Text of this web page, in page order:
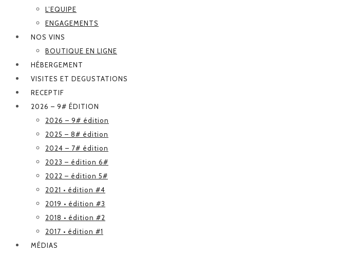
L’EQUIPE
ENGAGEMENTS
NOS VINS
BOUTIQUE EN LIGNE
HÉBERGEMENT
VISITES ET DEGUSTATIONS
RECEPTIF
2026 – 9# ÉDITION
2026 – 9# édition
2025 – 8# édition
2024 – 7# édition
2023 – édition 6#
2022 – édition 5#
2021 • édition #4
2019 • édition #3
2018 • édition #2
2017 • édition #1
MÉDIAS